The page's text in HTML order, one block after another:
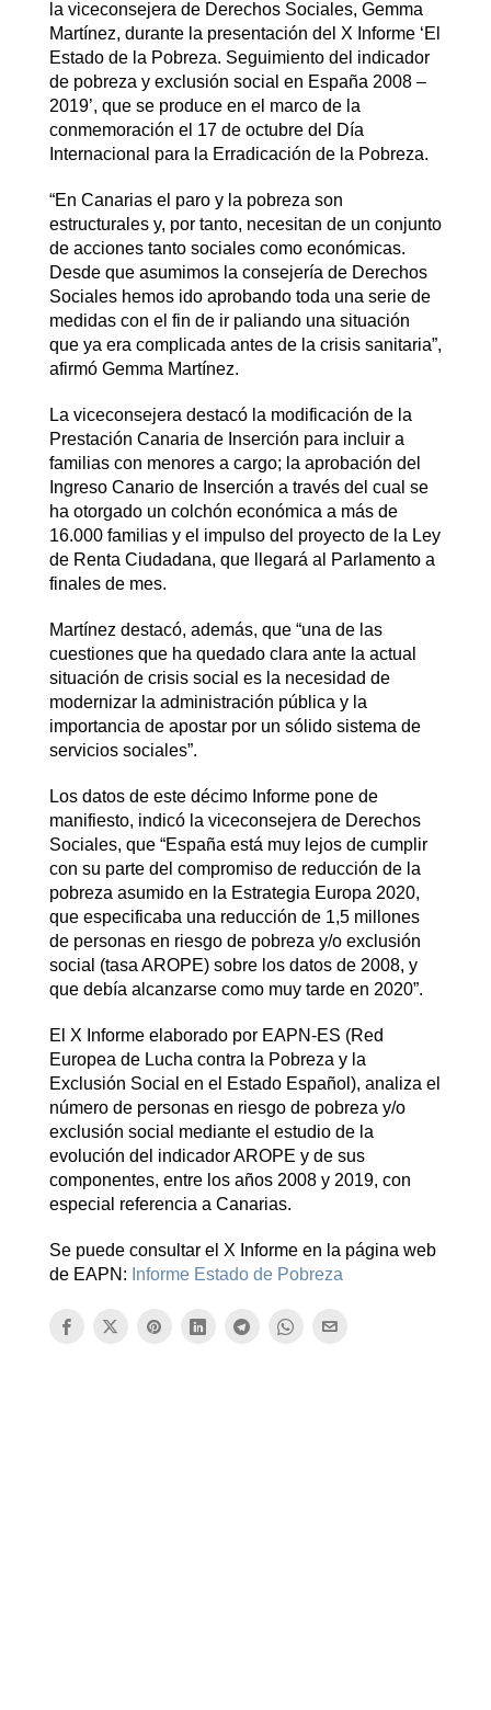
la viceconsejera de Derechos Sociales, Gemma
Martínez, durante la presentación del X Informe ‘El
Estado de la Pobreza. Seguimiento del indicador
de pobreza y exclusión social en España 2008 –
2019’, que se produce en el marco de la
conmemoración el 17 de octubre del Día
Internacional para la Erradicación de la Pobreza.
“En Canarias el paro y la pobreza son
estructurales y, por tanto, necesitan de un conjunto
de acciones tanto sociales como económicas.
Desde que asumimos la consejería de Derechos
Sociales hemos ido aprobando toda una serie de
medidas con el fin de ir paliando una situación
que ya era complicada antes de la crisis sanitaria”,
afirmó Gemma Martínez.
La viceconsejera destacó la modificación de la
Prestación Canaria de Inserción para incluir a
familias con menores a cargo; la aprobación del
Ingreso Canario de Inserción a través del cual se
ha otorgado un colchón económica a más de
16.000 familias y el impulso del proyecto de la Ley
de Renta Ciudadana, que llegará al Parlamento a
finales de mes.
Martínez destacó, además, que “una de las
cuestiones que ha quedado clara ante la actual
situación de crisis social es la necesidad de
modernizar la administración pública y la
importancia de apostar por un sólido sistema de
servicios sociales”.
Los datos de este décimo Informe pone de
manifiesto, indicó la viceconsejera de Derechos
Sociales, que “España está muy lejos de cumplir
con su parte del compromiso de reducción de la
pobreza asumido en la Estrategia Europa 2020,
que especificaba una reducción de 1,5 millones
de personas en riesgo de pobreza y/o exclusión
social (tasa AROPE) sobre los datos de 2008, y
que debía alcanzarse como muy tarde en 2020”.
El X Informe elaborado por EAPN-ES (Red
Europea de Lucha contra la Pobreza y la
Exclusión Social en el Estado Español), analiza el
número de personas en riesgo de pobreza y/o
exclusión social mediante el estudio de la
evolución del indicador AROPE y de sus
componentes, entre los años 2008 y 2019, con
especial referencia a Canarias.
Se puede consultar el X Informe en la página web
de EAPN: Informe Estado de Pobreza